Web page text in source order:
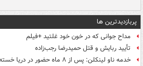
پربازدیدترین ها
مداح جوانی که در خون خود غلتید +فیلم
تأیید ربایش و قتل حمیدرضا رجب‌زاده
خدمه ناو لینکلن: پس از ۸ ماه حضور در دریا خسته و درمانده‌ شدیم